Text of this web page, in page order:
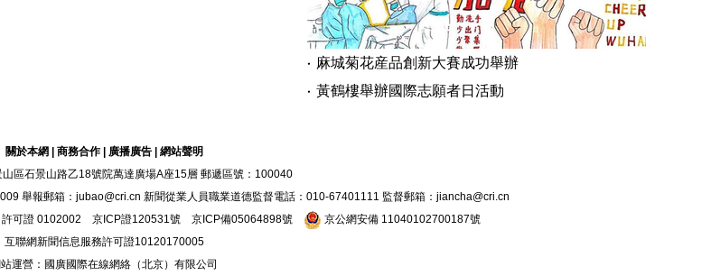
麻城菊花産品創新大賽成功舉辦
黃鶴樓舉辦國際志願者日活動
關於本網 商務合作| 廣播廣告| 網站聲明
區石景山路乙18號院萬達廣場A座15層 郵遞區號：100040
舉報郵箱：jubao@cri.cn 新聞從業人員職業道德監督電話：010-67401111 監督郵箱：jiancha@cri.cn
可證 0102002 京ICP證120531號 京ICP備05064898號
京公網安備 11040102700187號
互聯網新聞信息服務許可證10120170005
運營：國廣國際在線網絡（北京）有限公司